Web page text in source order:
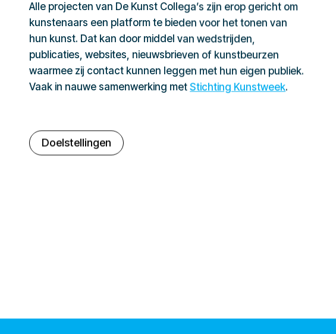
Alle projecten van De Kunst Collega’s zijn erop gericht om
kunstenaars een platform te bieden voor het tonen van
hun kunst. Dat kan door middel van wedstrijden,
publicaties, websites, nieuwsbrieven of kunstbeurzen
waarmee zij contact kunnen leggen met hun eigen publiek.
Vaak in nauwe samenwerking metStichting Kunstweek.
Doelstellingen